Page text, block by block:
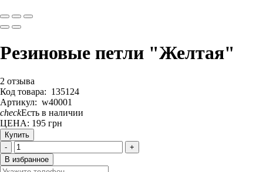
Резиновые петли "Желтая"
2 отзыва
Код товара: 135124
Артикул: w40001
checkЕсть в наличии
ЦЕНА: 195 грн
Купить
-
+
В избранное